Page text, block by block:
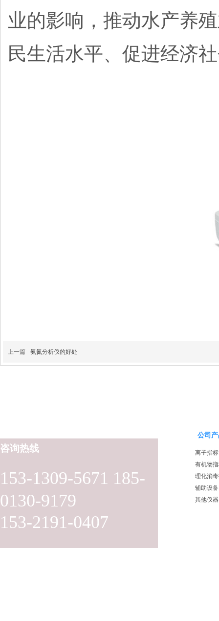
业的影响，推动水产养
民生活水平、促进经济
上一篇 氨氮分析仪的好处
153-1309-5671 185-
0130-9179
153-2191-0407
咨询热线
公司
离子指标
有机物
理化消
辅助设备
其他仪器